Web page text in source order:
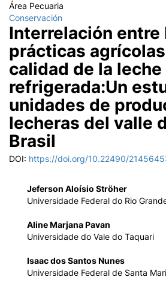
Área Pecuaria
Conservación
Interrelación entre
prácticas
calidad de la
refrigerada:Un
unidades de
lecheras del valle
Brasil
DOI: https://doi.org/10.22490/
Jeferson Aloísio Ströher
Universidade Federal do Rio
Aline Marjana Pavan
Universidade do Vale do Taquari
Isaac dos Santos Nunes
Universidade Federal de Santa